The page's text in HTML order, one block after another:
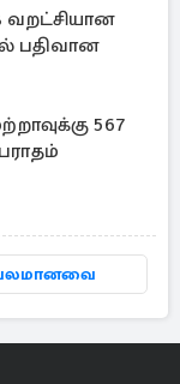
வறட்சியான
பதிவான
567